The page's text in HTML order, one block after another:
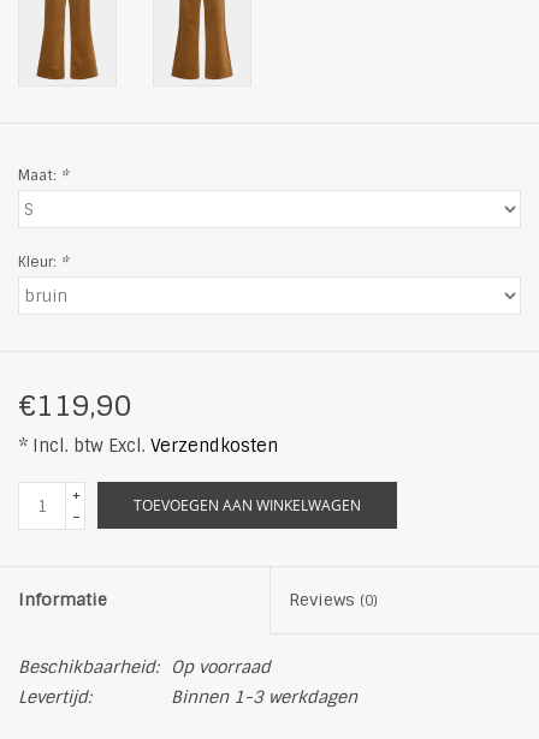
Maat: *
Kleur: *
€119,90
* Incl. btw Excl. Verzendkosten
+
-
TOEVOEGEN AAN WINKELWAGEN
Informatie Reviews (0)
Beschikbaarheid:
Op voorraad
Levertijd:
Binnen 1-3 werkdagen